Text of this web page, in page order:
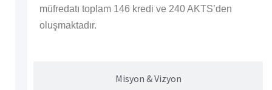
Misyon & Vizyon
müfredatı toplam 146 kredi ve 240 AKTS’den
oluşmaktadır.